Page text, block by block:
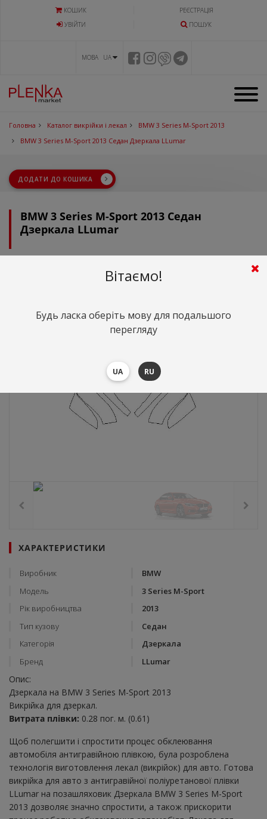
КОШИК
РЕЄСТРАЦІЯ
УВIЙТИ
ПОШУК
МОВА UA
Головна Каталог викрійки і лекал
BMW 3 Series M-Sport 2013
BMW 3 Series M-Sport 2013 Седан Дзеркала LLumar
ДОДАТИ ДО КОШИКА
BMW 3 Series M-Sport 2013 Седан
Дзеркала LLumar
грн.
ХАРАКТЕРИСТИКИ
Виробник
BMW
Модель
3 Series M-Sport
Рік виробництва
2013
Тип кузову
Седан
Категорія
Дзеркала
Бренд
LLumar
Опис:
Дзеркала на BMW 3 Series M-Sport 2013
Викрійка для дзеркал.
Витрата плівки: 0.28 пог. м. (0.61)
Щоб полегшити і спростити процес обклеювання
автомобіля антигравійною плівкою, була розроблена
технологія виготовлення лекал (викрійок) для авто. Готова
викрійка для авто з антигравійної поліуретанової плівки
LLumar на позашляховик Дзеркала BMW 3 Series M-Sport
2013 дозволяє значно спростити, а також прискорити
Вітаємо!
Будь ласка оберіть мову для подальшого
перегляду
UA RU